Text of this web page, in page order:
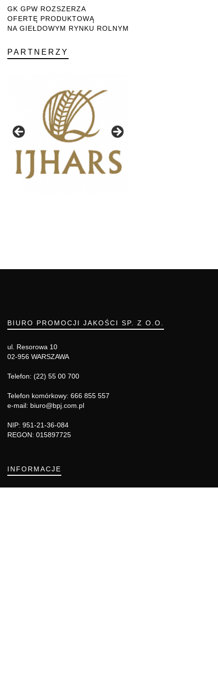
GK GPW ROZSZERZA
OFERTĘ PRODUKTOWĄ
NA GIEŁDOWYM RYNKU ROLNYM
PARTNERZY
BIURO PROMOCJI JAKOŚCI SP. Z O.O.
ul. Resorowa 10
02-956 WARSZAWA
Telefon: (22) 55 00 700
Telefon komórkowy: 666 855 557
e-mail: biuro@bpj.com.pl
NIP: 951-21-36-084
REGON: 015897725
INFORMACJE